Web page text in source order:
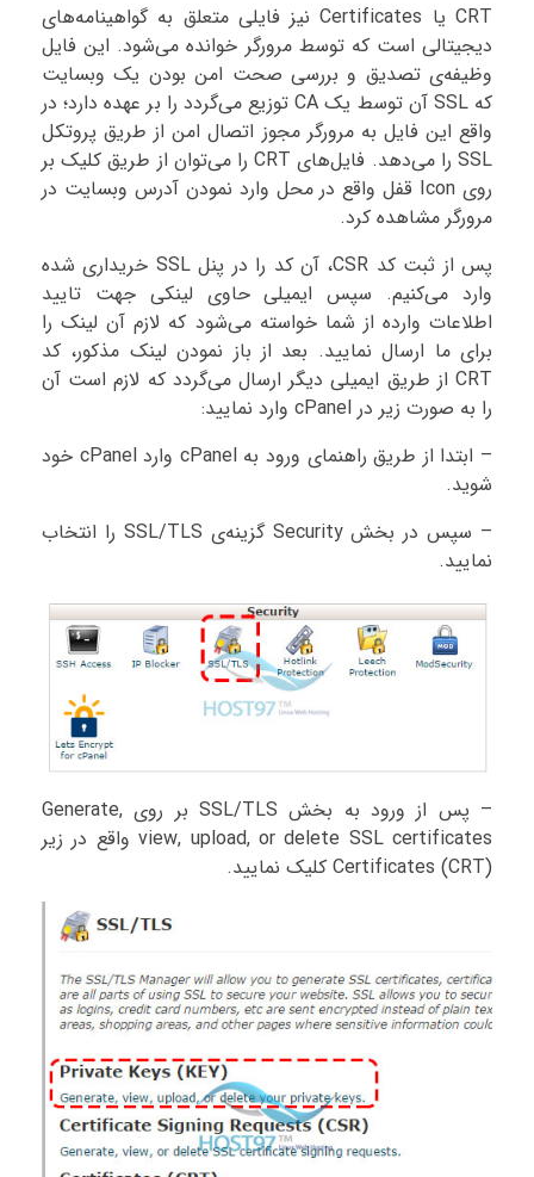
CRT یا Certificates نیز فایلی متعلق به گواهینامه‌های
دیجیتالی است که توسط مرورگر خوانده می‌شود. این فایل
وظیفه‌ی تصدیق و بررسی صحت امن بودن یک وبسایت
که SSL آن توسط یک CA توزیع می‌گردد را بر عهده دارد؛ در
واقع این فایل به مرورگر مجوز اتصال امن از طریق پروتکل
SSL را می‌دهد. فایل‌های CRT را می‌توان از طریق کلیک بر
روی Icon قفل واقع در محل وارد نمودن آدرس وبسایت در
مرورگر مشاهده کرد.
پس از ثبت کد CSR، آن کد را در پنل SSL خریداری شده
وارد می‌کنیم. سپس ایمیلی حاوی لینکی جهت تایید
اطلاعات وارده از شما خواسته می‌شود که لازم آن لینک را
برای ما ارسال نمایید. بعد از باز نمودن لینک مذکور، کد
CRT از طریق ایمیلی دیگر ارسال می‌گردد که لازم است آن
را به صورت زیر در cPanel وارد نمایید:
– ابتدا از طریق راهنمای ورود به cPanel وارد cPanel خود
شوید.
– سپس در بخش Security گزینه‌ی SSL/TLS را انتخاب
نمایید.
– پس از ورود به بخش SSL/TLS بر روی Generate,
view, upload, or delete SSL certificates واقع در زیر
Certificates (CRT) کلیک نمایید.